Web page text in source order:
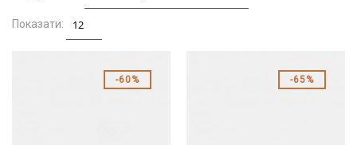
Показати:
60% 65%